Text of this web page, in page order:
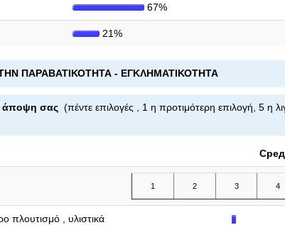
67%
21%
ΠΑΡΑΒΑΤΙΚΟΤΗΤΑ - ΕΓΚΛΗΜΑΤΙΚΟΤΗΤΑ
άποψη σας (πέντε επιλογές , 1 η προτιμότερη επιλογή, 5 η
1 2 3 4
πλουτισμό , υλιστικά